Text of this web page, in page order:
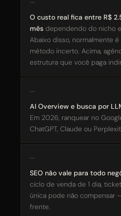
O custo real fica entre R$
mêsdependendo do nicho
Abaixo disso, normalmente
método incerto. Acima,
estrutura que você paga
AI Overview e busca por
Em 2026, ranquear no
ChatGPT, Claude ou
SEO não vale para todo
ciclo de venda de 1 dia,
única pode não compensar
frente.